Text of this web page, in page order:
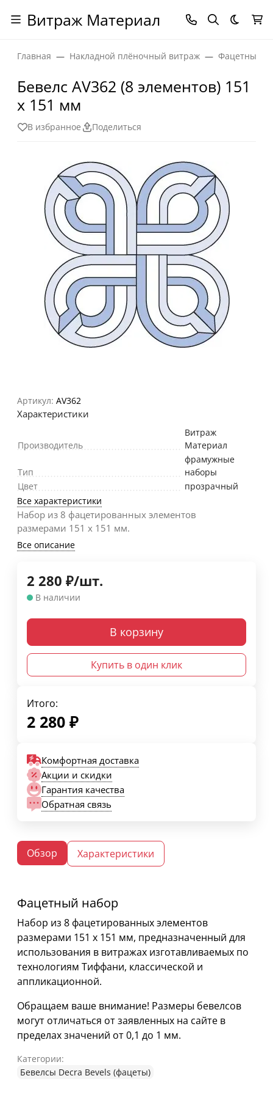
Витраж Материал Темная
Главная Накладной плёночный витраж Фацетные
Бевелс AV362 (8 элементов) 151
х 151 мм
В избранное Поделиться
Артикул: AV362
Характеристики
Производитель
Витраж
Материал
Тип
фрамужные
наборы
Цвет
прозрачный
Все характеристики
Набор из 8 фацетированных элементов
размерами 151 х 151 мм.
Все описание
2 280 ₽/шт.
В наличии
В корзину
Купить в один клик
Итого:
2 280 ₽
Комфортная доставка
Акции и скидки
Гарантия качества
Обратная связь
Обзор Характеристики
Фацетный набор
Набор из 8 фацетированных элементов
размерами 151 х 151 мм, предназначенный для
использования в витражах изготавливаемых по
технологиям Тиффани, классической и
аппликационной.
Обращаем ваше внимание! Размеры бевелсов
могут отличаться от заявленных на сайте в
пределах значений от 0,1 до 1 мм.
Категории:
Бевелсы Decra Bevels (фацеты)